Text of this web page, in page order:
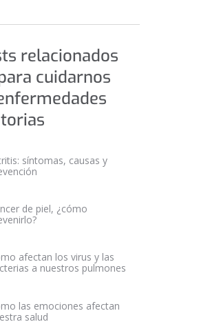
relacionados
cuidarnos
síntomas, causas y
de piel, ¿cómo
afectan los virus y las
a nuestros pulmones
las emociones afectan
salud